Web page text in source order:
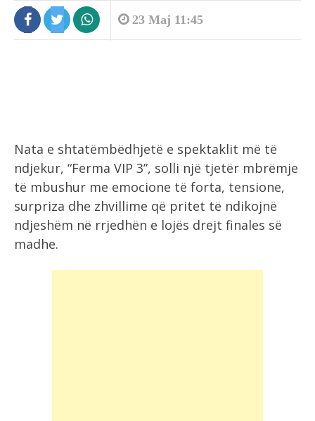
23 Maj 11:45
Nata e shtatëmbëdhjetë e spektaklit më të
ndjekur, “Ferma VIP 3”, solli një tjetër mbrëmje
të mbushur me emocione të forta, tensione,
surpriza dhe zhvillime që pritet të ndikojnë
ndjeshëm në rrjedhën e lojës drejt finales së
madhe.